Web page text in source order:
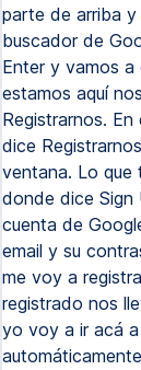
parte de arriba y
buscador de
Enter y vamos a
estamos aquí
Registrarnos.
dice
ventana. Lo que
donde dice Sign
cuenta de
email y su
me voy a
registrado nos
yo voy a ir acá